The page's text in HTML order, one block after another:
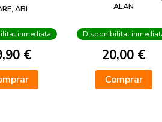
ABI
inmediata
€
ALAN
Disponibilitat
20,00 €
Comprar